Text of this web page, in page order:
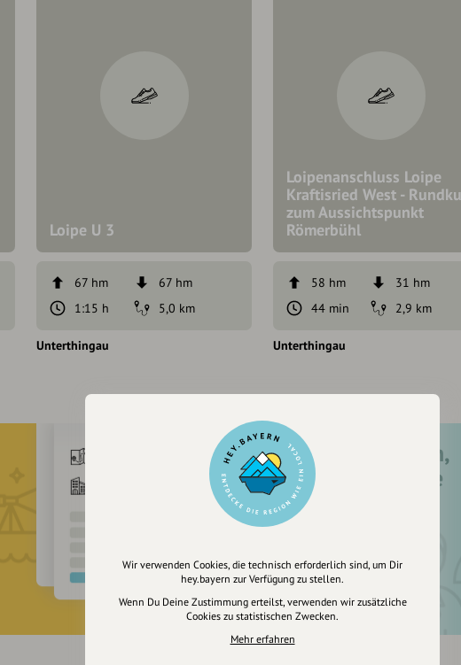
Loipe U 3
67 hm
67 hm
1:15 h
5,0 km
Unterthingau
Loipenanschluss Loipe
Kraftisried West -
zum Aussichtspunkt
Römerbühl
58 hm
31 hm
44 min
2,9 km
Unterthingau
Registriere dich,
um dir Einträge
zu merken
Wir verwenden Cookies, die technisch erforderlich sind, um Dir
hey.bayern zur Verfügung zu stellen.
Wenn Du Deine Zustimmung erteilst, verwenden wir zusätzliche
Cookies zu statistischen Zwecken.
Mehr erfahren